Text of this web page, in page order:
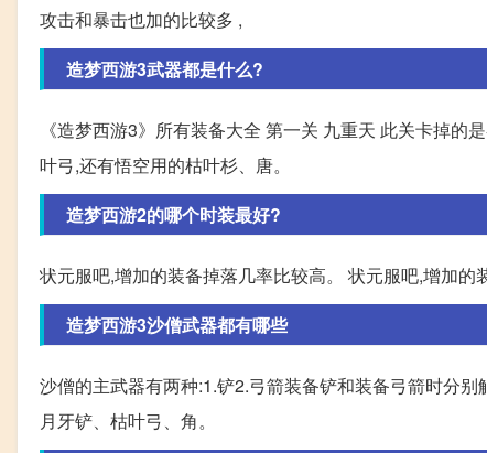
攻击和暴击也加的比较多 ,
造梦西游3武器都是什么?
《造梦西游3》所有装备大全 第一关 九重天 此关卡掉
叶弓,还有悟空用的枯叶杉、唐。
造梦西游2的哪个时装最好?
状元服吧,增加的装备掉落几率比较高。 状元服吧,增加的
造梦西游3沙僧武器都有哪些
沙僧的主武器有两种:1.铲2.弓箭装备铲和装备弓箭时分
月牙铲、枯叶弓、角。